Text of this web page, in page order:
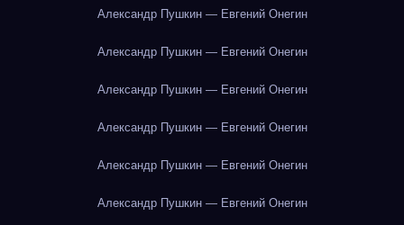
Александр Пушкин — Евгений Онегин
Александр Пушкин — Евгений Онегин
Александр Пушкин — Евгений Онегин
Александр Пушкин — Евгений Онегин
Александр Пушкин — Евгений Онегин
Александр Пушкин — Евгений Онегин